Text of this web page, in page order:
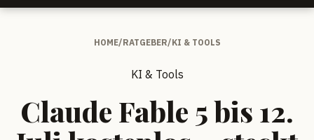
HOME/RATGEBER/KI & TOOLS
KI & Tools
Claude Fable 5 bis 12.